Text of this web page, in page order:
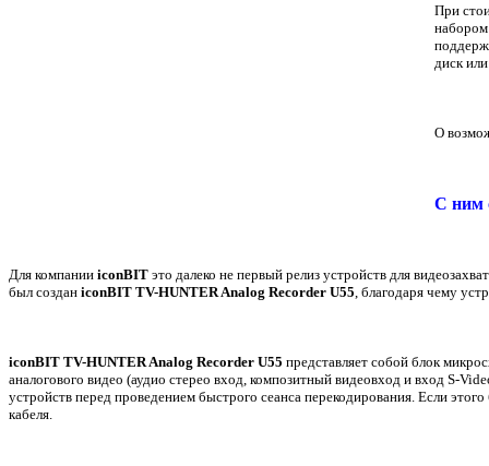
При
набором
диск
О
С ним
Для компании iconBIT это далеко не первый релиз устройств для
был создан iconBIT TV-HUNTER Analog Recorder U55 , благодаря чему
iconBIT TV-HUNTER Analog Recorder U55 представляет собой блок
аналогового видео (аудио стерео вход, композитный видеовход и вход S-
устройств перед проведением быстрого сеанса перекодирования. Если
кабеля.